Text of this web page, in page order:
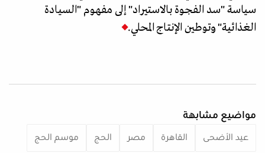
سياسة "سد الفجوة بالاستيراد" إلى مفهوم "السيادة
الغذائية" وتوطين الإنتاج المحلي.
مواضيع مشابهة
عيد الأضحى القاهرة مصر الحج موسم الحج